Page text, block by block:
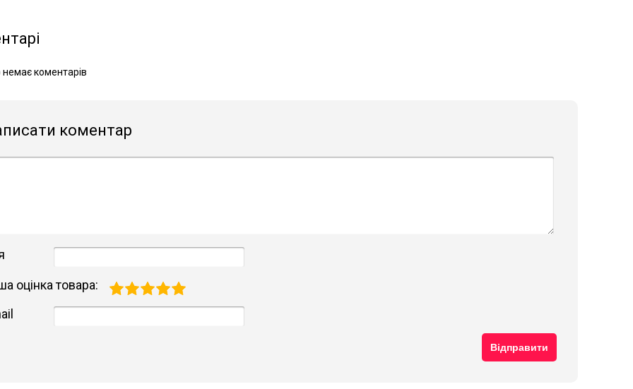
коментарів
коментар
оцінка товара: